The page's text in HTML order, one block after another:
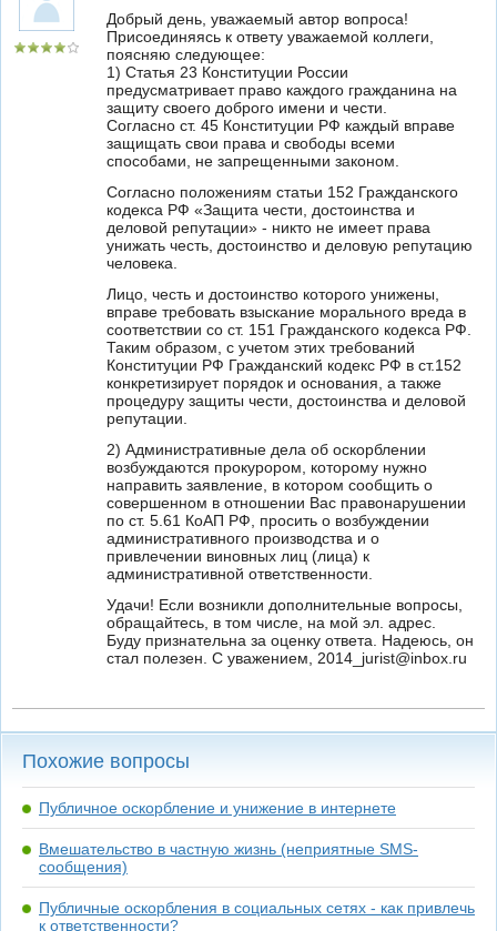
Добрый день, уважаемый автор вопроса!
Присоединяясь к ответу уважаемой коллеги,
поясняю следующее:
1) Статья 23 Конституции России
предусматривает право каждого гражданина на
защиту своего доброго имени и чести.
Согласно ст. 45 Конституции РФ каждый вправе
защищать свои права и свободы всеми
способами, не запрещенными законом.
Согласно положениям статьи 152 Гражданского
кодекса РФ «Защита чести, достоинства и
деловой репутации» - никто не имеет права
унижать честь, достоинство и деловую репутацию
человека.
Лицо, честь и достоинство которого унижены,
вправе требовать взыскание морального вреда в
соответствии со ст. 151 Гражданского кодекса РФ.
Таким образом, с учетом этих требований
Конституции РФ Гражданский кодекс РФ в ст.152
конкретизирует порядок и основания, а также
процедуру защиты чести, достоинства и деловой
репутации.
2) Административные дела об оскорблении
возбуждаются прокурором, которому нужно
направить заявление, в котором сообщить о
совершенном в отношении Вас правонарушении
по ст. 5.61 КоАП РФ, просить о возбуждении
административного производства и о
привлечении виновных лиц (лица) к
административной ответственности.
Удачи! Если возникли дополнительные вопросы,
обращайтесь, в том числе, на мой эл. адрес.
Буду признательна за оценку ответа. Надеюсь, он
стал полезен. С уважением, 2014_jurist@inbox.ru
Похожие вопросы
Публичное оскорбление и унижение в интернете
Вмешательство в частную жизнь (неприятные SMS-
сообщения)
Публичные оскорбления в социальных сетях - как привлечь
к ответственности?